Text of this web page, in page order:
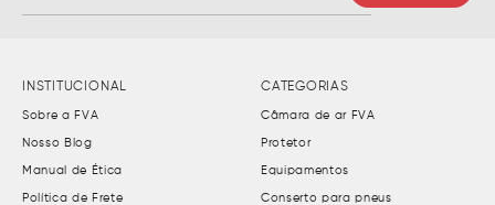
INSTITUCIONAL
Sobre a FVA
Nosso Blog
Manual de Ética
Política de Frete
CATEGORIAS
Câmara de ar FVA
Protetor
Equipamentos
Conserto para pneus